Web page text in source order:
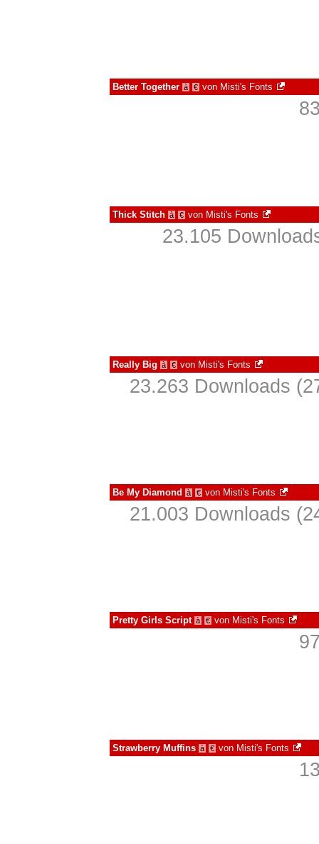
Better Together à € von Misti's Fonts
Thick Stitch à € von Misti's Fonts
23.105
Really Big à € von Misti's Fonts
23.263 Downloads
Be My Diamond à € von Misti's Fonts
21.003 Downloads
Pretty Girls Script à € von Misti's Fonts
Strawberry Muffins à € von Misti's Fonts